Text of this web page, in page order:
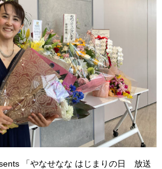
「やなせなな はじまりの日 放送